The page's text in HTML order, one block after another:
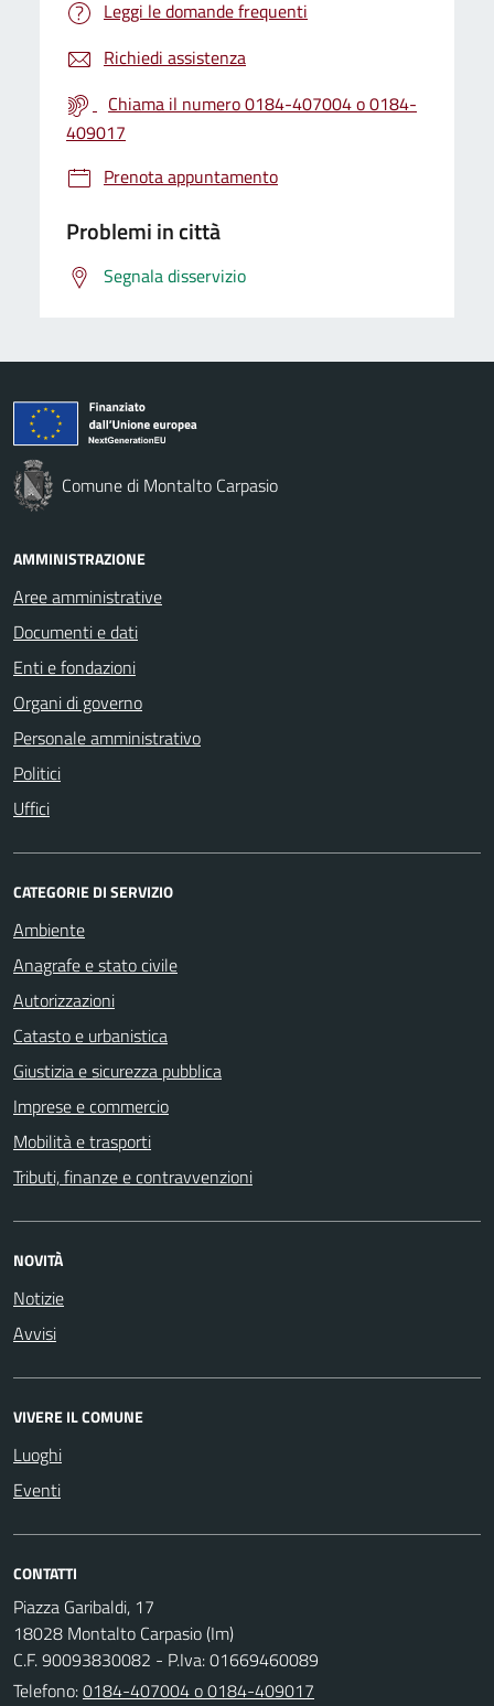
Leggi le domande frequenti
Richiedi assistenza
Chiama il numero 0184-407004 o 0184-
409017
Prenota appuntamento
Problemi in città
Segnala disservizio
Comune di Montalto Carpasio
AMMINISTRAZIONE
Aree amministrative
Documenti e dati
Enti e fondazioni
Organi di governo
Personale amministrativo
Politici
Uffici
CATEGORIE DI SERVIZIO
Ambiente
Anagrafe e stato civile
Autorizzazioni
Catasto e urbanistica
Giustizia e sicurezza pubblica
Imprese e commercio
Mobilità e trasporti
Tributi, finanze e contravvenzioni
NOVITÀ
Notizie
Avvisi
VIVERE IL COMUNE
Luoghi
Eventi
CONTATTI
Piazza Garibaldi, 17
18028 Montalto Carpasio (Im)
C.F. 90093830082 - P.Iva: 01669460089
Telefono:0184-407004 o 0184-409017